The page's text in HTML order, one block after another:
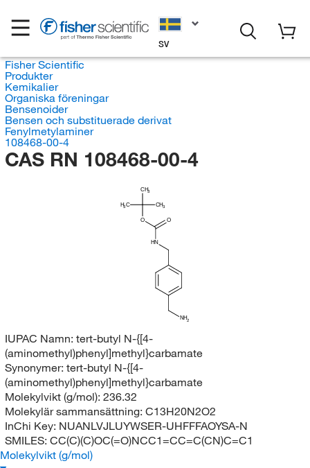
SV
Fisher Scientific
Produkter
Kemikalier
Organiska föreningar
Bensenoider
Bensen och substituerade derivat
Fenylmetylaminer
108468-00-4
CAS RN 108468-00-4
CH3
H3C CH3
O O
HN
NH2
IUPAC Namn: tert-butyl N-{[4-
(aminomethyl)phenyl]methyl}carbamate
Synonymer: tert-butyl N-{[4-
(aminomethyl)phenyl]methyl}carbamate
Molekylvikt (g/mol): 236.32
Molekylär sammansättning: C13H20N2O2
InChi Key: NUANLVJLUYWSER-UHFFFAOYSA-N
SMILES: CC(C)(C)OC(=O)NCC1=CC=C(CN)C=C1
Molekylvikt (g/mol)